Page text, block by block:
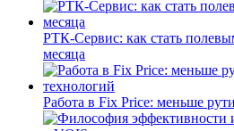
РТК-Сервис: как стать
месяца
Работа в Fix Price: меньше